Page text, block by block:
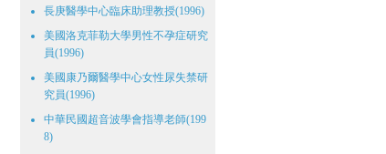
長庚醫學中心臨床助理教授(1996)
美國洛克菲勒大學男性不孕症研究
員(1996)
美國康乃爾醫學中心女性尿失禁研
究員(1996)
中華民國超音波學會指導老師(199
8)